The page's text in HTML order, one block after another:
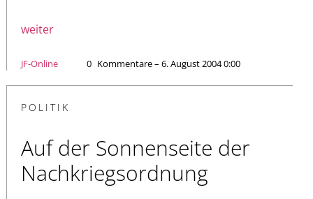
weiter
JF-Online 0 Kommentare – 6. August 2004 0:00
POLITIK
Auf der Sonnenseite der
Nachkriegsordnung